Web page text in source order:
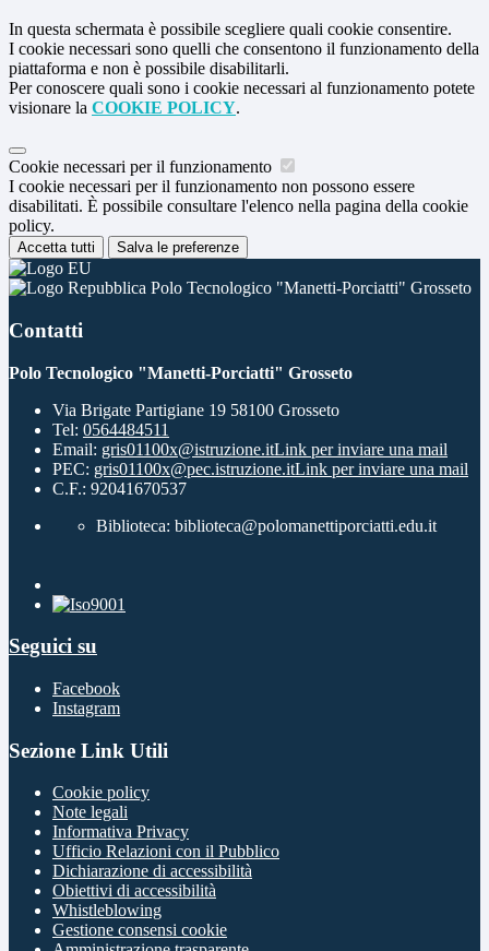
In questa schermata è possibile scegliere quali cookie consentire.
I cookie necessari sono quelli che consentono il funzionamento della
piattaforma e non è possibile disabilitarli.
Per conoscere quali sono i cookie necessari al funzionamento potete
visionare la COOKIE POLICY.
Cookie necessari per il funzionamento
I cookie necessari per il funzionamento non possono essere
disabilitati. È possibile consultare l'elenco nella pagina della cookie
policy.
Accetta tutti Salva le preferenze
Polo Tecnologico "Manetti-Porciatti" Grosseto
Contatti
Polo Tecnologico "Manetti-Porciatti" Grosseto
Via Brigate Partigiane 19 58100 Grosseto
Tel: 0564484511
Email: gris01100x@istruzione.itLink per inviare una mail
PEC: gris01100x@pec.istruzione.itLink per inviare una mail
C.F.: 92041670537
Biblioteca: biblioteca@polomanettiporciatti.edu.it
Seguici su
Facebook
Instagram
Sezione Link Utili
Cookie policy
Note legali
Informativa Privacy
Ufficio Relazioni con il Pubblico
Dichiarazione di accessibilità
Obiettivi di accessibilità
Whistleblowing
Gestione consensi cookie